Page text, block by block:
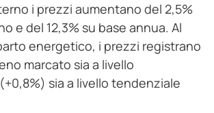
i prezzi aumentano del 2,5%
e del 12,3% su base annua. Al
energetico, i prezzi registrano
marcato sia a livello
sia a livello tendenziale